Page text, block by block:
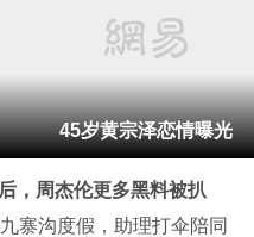
45岁黄宗泽恋情曝光
，周杰伦更多黑料被扒
寨沟度假，助理打伞陪同